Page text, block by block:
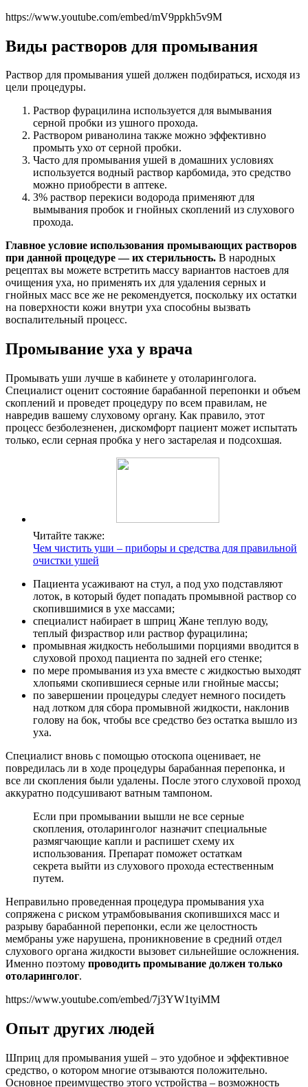
https://www.youtube.com/embed/mV9ppkh5v9M
Виды растворов для промывания
Раствор для промывания ушей должен подбираться, исходя из
цели процедуры.
Раствор фурацилина используется для вымывания
серной пробки из ушного прохода.
Раствором риванолина также можно эффективно
промыть ухо от серной пробки.
Часто для промывания ушей в домашних условиях
используется водный раствор карбомида, это средство
можно приобрести в аптеке.
3% раствор перекиси водорода применяют для
вымывания пробок и гнойных скоплений из слухового
прохода.
Главное условие использования промывающих растворов
при данной процедуре — их стерильность. В народных
рецептах вы можете встретить массу вариантов настоев для
очищения уха, но применять их для удаления серных и
гнойных масс все же не рекомендуется, поскольку их остатки
на поверхности кожи внутри уха способны вызвать
воспалительный процесс.
Промывание уха у врача
Промывать уши лучше в кабинете у отоларинголога.
Специалист оценит состояние барабанной перепонки и объем
скоплений и проведет процедуру по всем правилам, не
навредив вашему слуховому органу. Как правило, этот
процесс безболезненен, дискомфорт пациент может испытать
только, если серная пробка у него застарелая и подсохшая.
Читайте также:
Чем чистить уши – приборы и средства для правильной
очистки ушей
Пациента усаживают на стул, а под ухо подставляют
лоток, в который будет попадать промывной раствор со
скопившимися в ухе массами;
специалист набирает в шприц Жане теплую воду,
теплый физраствор или раствор фурацилина;
промывная жидкость небольшими порциями вводится в
слуховой проход пациента по задней его стенке;
по мере промывания из уха вместе с жидкостью выходят
хлопьями скопившиеся серные или гнойные массы;
по завершении процедуры следует немного посидеть
над лотком для сбора промывной жидкости, наклонив
голову на бок, чтобы все средство без остатка вышло из
уха.
Специалист вновь с помощью отоскопа оценивает, не
повредилась ли в ходе процедуры барабанная перепонка, и
все ли скопления были удалены. После этого слуховой проход
аккуратно подсушивают ватным тампоном.
Если при промывании вышли не все серные
скопления, отоларинголог назначит специальные
размягчающие капли и распишет схему их
использования. Препарат поможет остаткам
секрета выйти из слухового прохода естественным
путем.
Неправильно проведенная процедура промывания уха
сопряжена с риском утрамбовывания скопившихся масс и
разрыву барабанной перепонки, если же целостность
мембраны уже нарушена, проникновение в средний отдел
слухового органа жидкости вызовет сильнейшие осложнения.
Именно поэтому проводить промывание должен только
отоларинголог.
https://www.youtube.com/embed/7j3YW1tyiMM
Опыт других людей
Шприц для промывания ушей – это удобное и эффективное
средство, о котором многие отзываются положительно.
Основное преимущество этого устройства – возможность